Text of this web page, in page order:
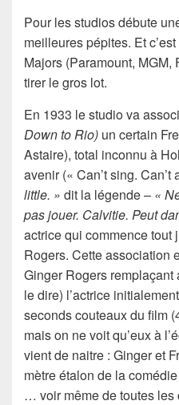
Pour les studios débute
meilleures pépites. Et
Majors (Paramount, MGM,
tirer le gros lot.
En 1933 le studio va
Down to Rio) un certain
Astaire), total inconnu à
avenir (« Can’t sing. Can’t
little. » dit la légende – «
pas jouer. Calvitie. Peut
actrice qui commence tout
Rogers. Cette association
Ginger Rogers remplaçant
le dire) l’actrice
seconds couteaux du film
mais on ne voit qu’eux à
vient de naitre : Ginger et
mètre étalon de la
… voir même de toutes les